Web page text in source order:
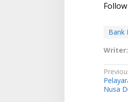
Bank
P
o
Nusa